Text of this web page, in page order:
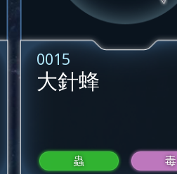
0015
大針蜂
蟲 毒